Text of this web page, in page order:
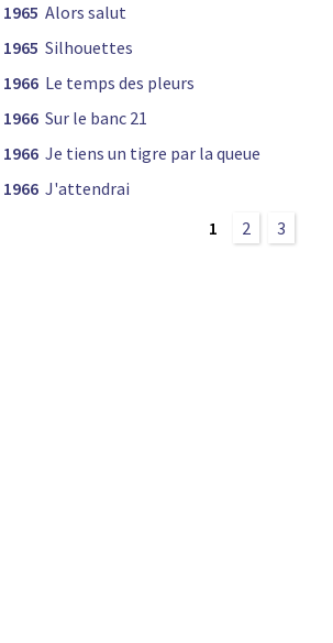
1965 Alors salut
1965 Silhouettes
1966 Le temps des pleurs
1966 Sur le banc 21
1966 Je tiens un tigre par la queue
1966 J'attendrai
1
2 3